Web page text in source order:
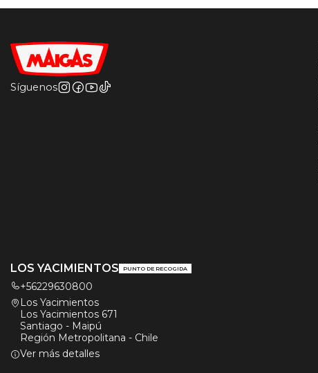
Síguenos
LOS YACIMIENTOS PUNTO DE RECOGIDA
+56229630800
Los Yacimientos
Los Yacimientos 671
Santiago - Maipú
Región Metropolitana - Chile
Ver más detalles